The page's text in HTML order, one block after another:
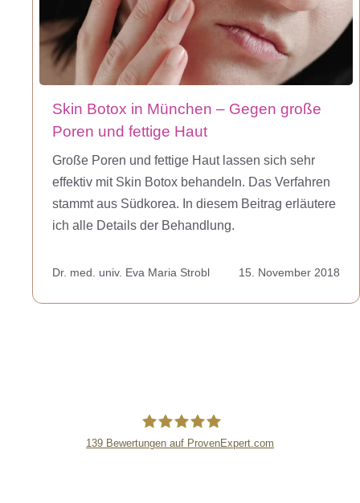
Skin Botox in München – Gegen große
Poren und fettige Haut
Große Poren und fettige Haut lassen sich sehr
effektiv mit Skin Botox behandeln. Das Verfahren
stammt aus Südkorea. In diesem Beitrag erläutere
ich alle Details der Behandlung.
Dr. med. univ. Eva Maria Strobl 15. November 2018
139 Bewertungen auf ProvenExpert.com